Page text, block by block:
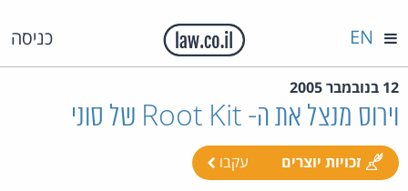
כניסה EN
12 בנובמבר 2005
וירוס מנצל את ה- Root Kit של סוני
זכויות יוצרים עקבו